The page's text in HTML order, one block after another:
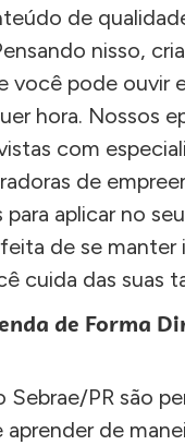
de
nisso,
você pode ouvir
hora. Nossos
com
de
para aplicar no
de se
cuida das suas
de Forma
Sebrae/PR são
de